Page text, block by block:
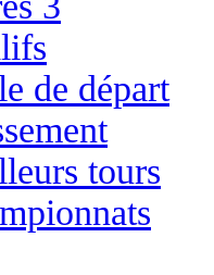
de départ
tours